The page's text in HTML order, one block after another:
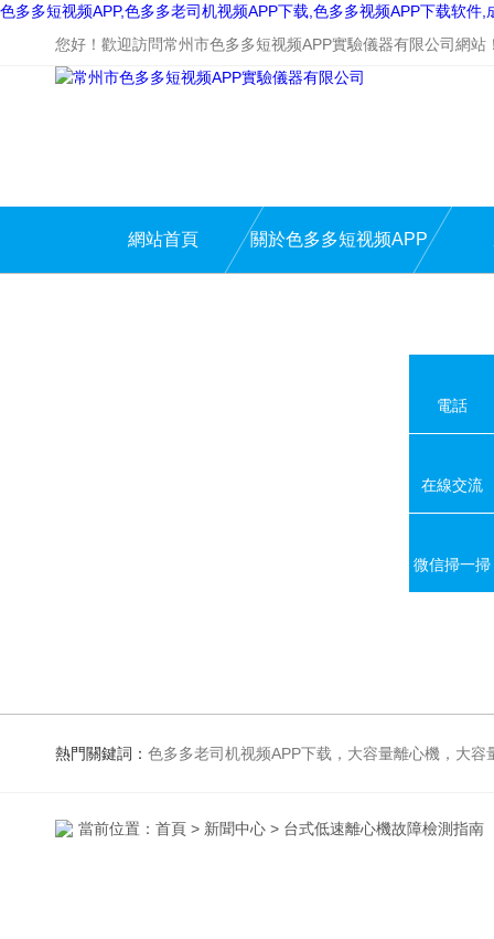
色多多短视频APP,色多多老司机视频APP下载,色多多视频APP下载软件,
您好！歡迎訪問常州市色多多短视频APP實驗儀器有限公司網站
網站首頁 關於色多多短视频APP
熱門關鍵詞： 色多多老司机视频APP下载，大容量離心機，大容量振蕩器，高速冷凍離心機，生化、光照、振蕩培養箱，磁力攪拌器
當前位置： 首頁 > 新聞中心 > 台式低速離心機故障檢測指南
電話
在線交流
微信掃一掃